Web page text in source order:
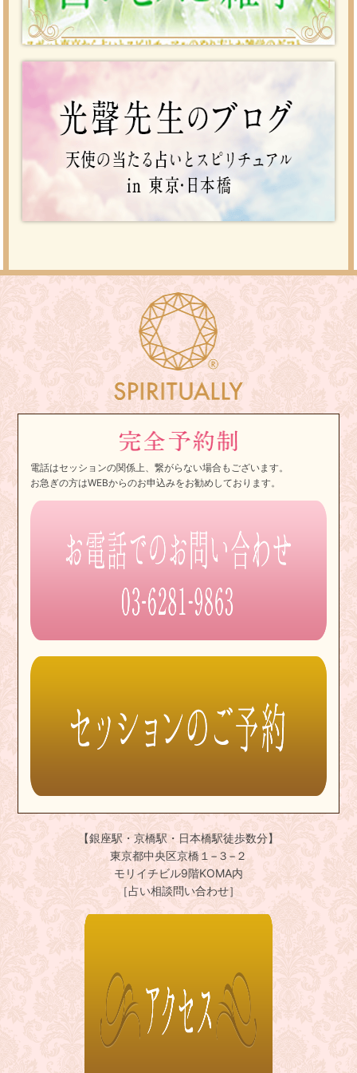
電話はセッションの関係上、繋がらない場合もございます。
お急ぎの方はWEBからのお申込みをお勧めしております。
【銀座駅・京橋駅・日本橋駅徒歩数分】
東京都中央区京橋１−３−２
モリイチビル9階KOMA内
［占い相談問い合わせ］